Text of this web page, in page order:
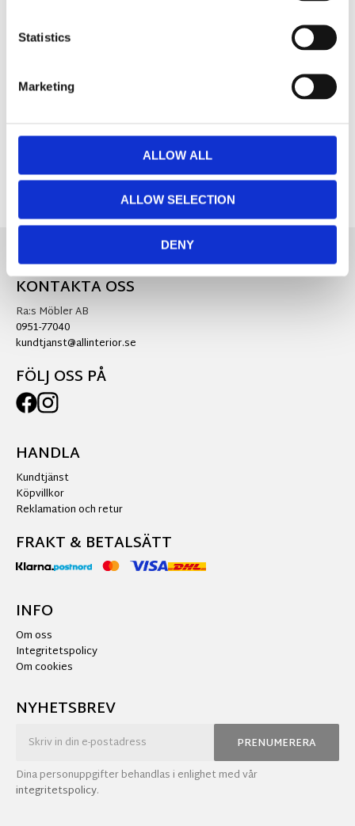
Statistics
Marketing
ALLOW ALL
ALLOW SELECTION
DENY
passar lika bra i köket så som vardagsrummet.
KONTAKTA OSS
Ra:s Möbler AB
0951-77040
kundtjanst@allinterior.se
FÖLJ OSS PÅ
HANDLA
Kundtjänst
Köpvillkor
Reklamation och retur
FRAKT & BETALSÄTT
INFO
Om oss
Integritetspolicy
Om cookies
NYHETSBREV
PRENUMERERA
Dina personuppgifter behandlas i enlighet med vår
integritetspolicy.